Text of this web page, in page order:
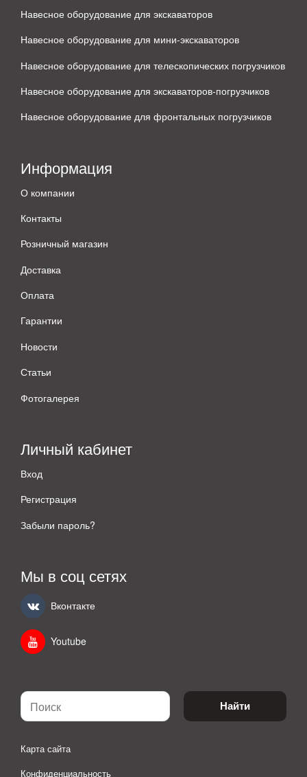
Навесное оборудование для экскаваторов
Навесное оборудование для мини-экскаваторов
Навесное оборудование для телескопических погрузчиков
Навесное оборудование для экскаваторов-погрузчиков
Навесное оборудование для фронтальных погрузчиков
Информация
О компании
Контакты
Розничный магазин
Доставка
Оплата
Гарантии
Новости
Статьи
Фотогалерея
Личный кабинет
Вход
Регистрация
Забыли пароль?
Мы в соц сетях
Вконтакте
Youtube
Найти
Карта сайта
Конфиденциальность